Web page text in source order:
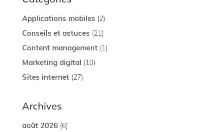
Applications mobiles (2)
Conseils et astuces (21)
Content management(1)
Marketing digital (10)
Sites internet(27)
Archives
août 2026(6)